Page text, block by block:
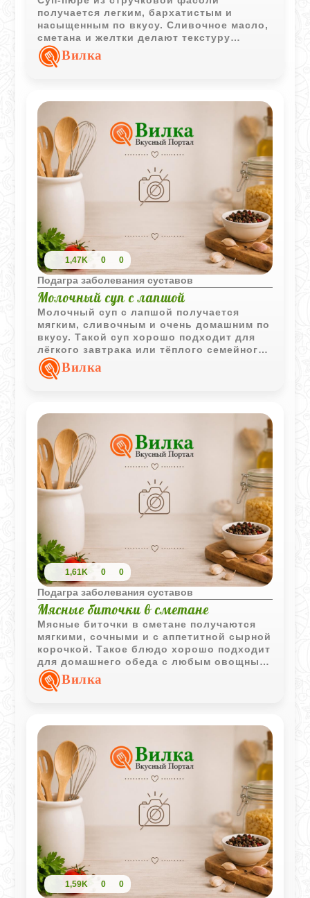
получается легким, бархатистым и
насыщенным по вкусу. Сливочное масло,
сметана и желтки делают текстуру
мягкой, а подача с гренками отлично
дополняет блюдо.
Вилка
1,47K 0 0
Подагра заболевания суставов
Молочный суп с лапшой
Молочный суп с лапшой получается
мягким, сливочным и очень домашним по
вкусу. Такой суп хорошо подходит для
лёгкого завтрака или тёплого семейного
ужина.Вилка
1,61K 0 0
Подагра заболевания суставов
Мясные биточки в сметане
Мясные биточки в сметане получаются
мягкими, сочными и с аппетитной сырной
корочкой. Такое блюдо хорошо подходит
для домашнего обеда с любым овощным
гарниром.
Вилка
1,59K 0 0